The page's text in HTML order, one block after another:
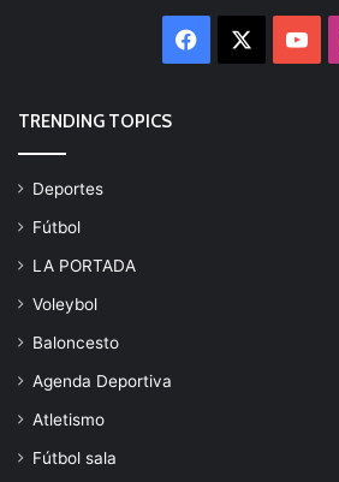
Facebook
TRENDING TOPICS
Deportes
Fútbol
LA PORTADA
Voleybol
Baloncesto
Agenda Deportiva
Atletismo
Fútbol sala